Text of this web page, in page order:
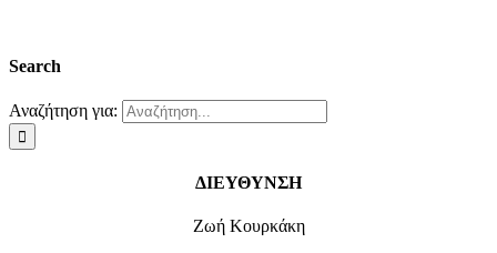
Search
Αναζήτηση για:
ΔΙΕΥΘΥΝΣΗ
Ζωή Κουρκάκη